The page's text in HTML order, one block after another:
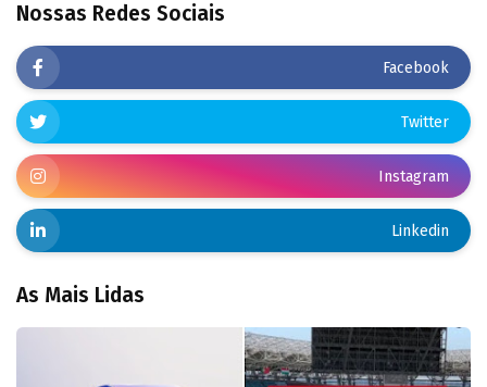
Nossas Redes Sociais
Facebook
Twitter
Instagram
Linkedin
As Mais Lidas